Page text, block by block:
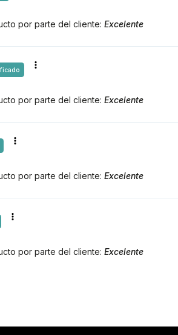
por parte del cliente: Excelente
por parte del cliente: Excelente
por parte del cliente: Excelente
por parte del cliente: Excelente